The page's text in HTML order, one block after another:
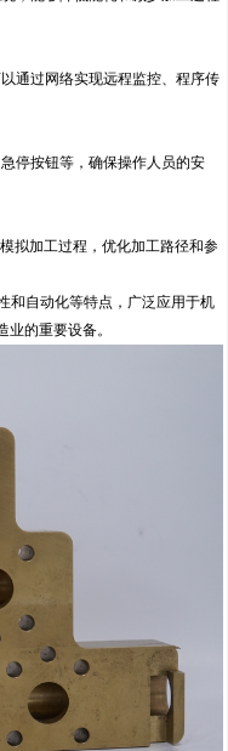
通过网络实现远程监控、程序传
停按钮等，确保操作人员的安
拟加工过程，优化加工路径和参
和自动化等特点，广泛应用于机
的重要设备。